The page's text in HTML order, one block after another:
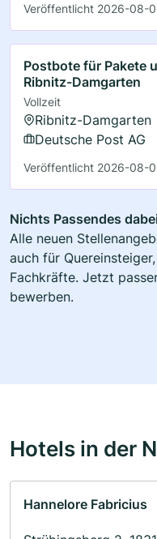
Veröffentlicht 2026-08-
Postbote für Pakete
Ribnitz-Damgarten
Vollzeit
Ribnitz-Damgarten
Deutsche Post AG
Veröffentlicht 2026-08-
Nichts Passendes
Alle neuen
auch für
Fachkräfte. Jetzt
bewerben.
Hotels in der
Hannelore Fabricius